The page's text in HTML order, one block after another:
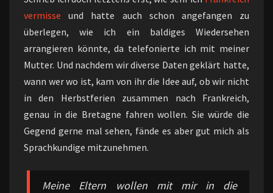
vermisse und hatte auch schon angefangen zu
überlegen, wie ich ein baldiges Wiedersehen
arrangieren könnte, da telefonierte ich mit meiner
Mutter. Und nachdem wir diverse Daten geklärt hatte,
wann wer wo ist, kam von ihr die Idee auf, ob wir nicht
in den Herbstferien zusammen nach Frankreich,
genau in die Bretagne fahren wollen. Sie würde die
Gegend gerne mal sehen, fände es aber gut mich als
Sprachkundige mitzunehmen.
Meine Eltern wollen mit mir in die